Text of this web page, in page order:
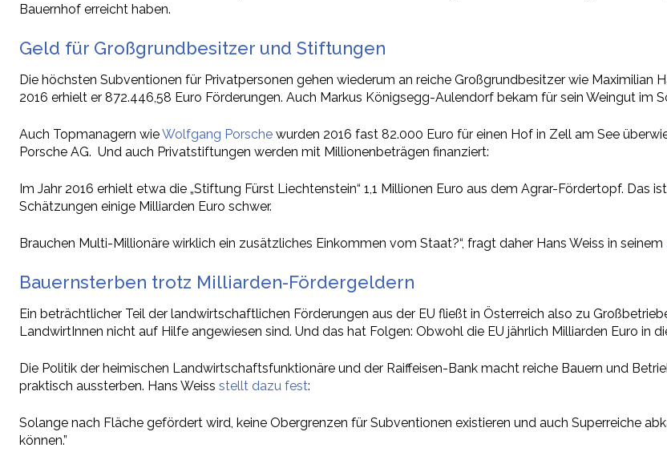
Bauernhof erreicht haben.
Geld für Großgrundbesitzer und Stiftungen
Die höchsten Subventionen für Privatpersonen gehen wiederum an reiche Großgrundbesitzer wie Maximilian
2016 erhielt er 872.446,58 Euro Förderungen. Auch Markus Königsegg-Aulendorf bekam für sein Weingut im
Auch Topmanagern wieWolfgang Porsche wurden 2016 fast 82.000 Euro für einen Hof in Zell am See
Porsche AG. Und auch Privatstiftungen werden mit Millionenbeträgen finanziert:
Im Jahr 2016 erhielt etwa die „Stiftung Fürst Liechtenstein“ 1,1 Millionen Euro aus dem Agrar-Fördertopf.
Schätzungen einige Milliarden Euro schwer.
Brauchen Multi-Millionäre wirklich ein zusätzliches Einkommen vom Staat?“, fragt daher Hans Weiss in seinem
Bauernsterben trotz Milliarden-Fördergeldern
Ein beträchtlicher Teil der landwirtschaftlichen Förderungen aus der EU fließt in Österreich also zu
LandwirtInnen nicht auf Hilfe angewiesen sind. Und das hat Folgen: Obwohl die EU jährlich Milliarden Euro in
Die Politik der heimischen Landwirtschaftsfunktionäre und der Raiffeisen-Bank macht reiche Bauern und
praktisch aussterben. Hans Weiss stellt dazu fest:
Solange nach Fläche gefördert wird, keine Obergrenzen für Subventionen existieren und auch Superreiche
können.”